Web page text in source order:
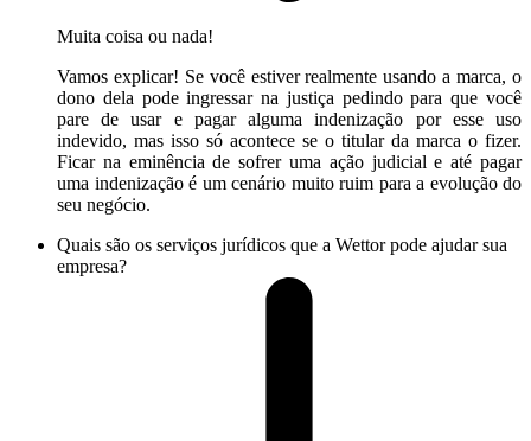
Muita coisa ou nada!
Vamos explicar! Se você estiver realmente usando a marca, o
dono dela pode ingressar na justiça pedindo para que você
pare de usar e pagar alguma indenização por esse uso
indevido, mas isso só acontece se o titular da marca o fizer.
Ficar na eminência de sofrer uma ação judicial e até pagar
uma indenização é um cenário muito ruim para a evolução do
seu negócio.
Quais são os serviços jurídicos que a Wettor pode ajudar sua
empresa?